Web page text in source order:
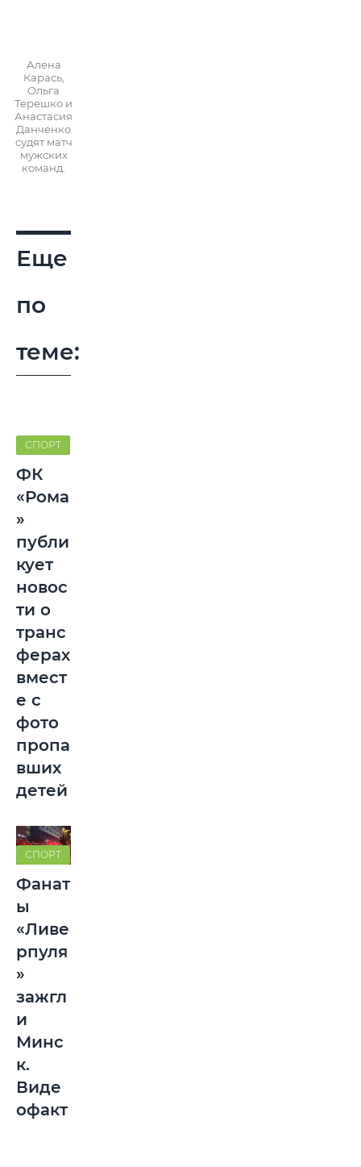
Алена
Карась,
Ольга
Терешко и
Анастасия
Данченко
судят матч
мужских
команд.
Еще
по
теме:
СПОРТ
ФК
«Рома
»
публи
кует
новос
ти о
транс
ферах
вмест
е с
фото
пропа
вших
детей
СПОРТ
Фанат
ы
«Ливе
рпуля
»
зажгл
и
Минс
к.
Виде
офакт